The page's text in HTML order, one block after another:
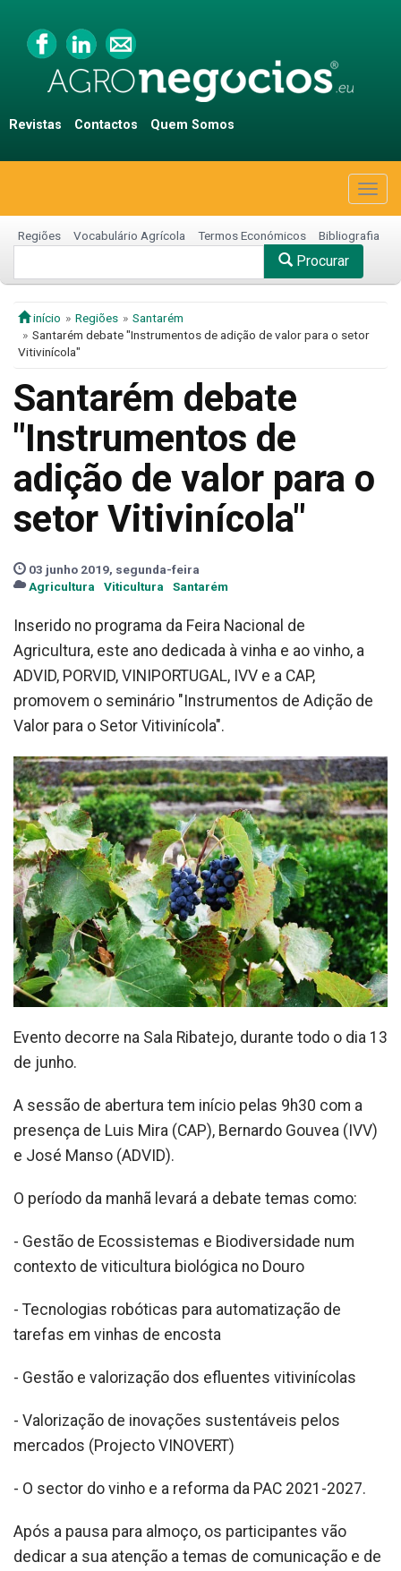
Revistas Contactos Quem Somos
Regiões Vocabulário Agrícola Termos Económicos Bibliografia
Procurar
início Regiões
Santarém
Santarém debate "Instrumentos de adição de valor para o setor
Vitivinícola"
Santarém debate
"Instrumentos de
adição de valor para o
setor Vitivinícola"
03 junho 2019, segunda-feira
Agricultura
Viticultura Santarém
Inserido no programa da Feira Nacional de
Agricultura, este ano dedicada à vinha e ao vinho, a
ADVID, PORVID, VINIPORTUGAL, IVV e a CAP,
promovem o seminário "Instrumentos de Adição de
Valor para o Setor Vitivinícola".
Evento decorre na Sala Ribatejo, durante todo o dia 13
de junho.
A sessão de abertura tem início pelas 9h30 com a
presença de Luis Mira (CAP), Bernardo Gouvea (IVV)
e José Manso (ADVID).
O período da manhã levará a debate temas como:
- Gestão de Ecossistemas e Biodiversidade num
contexto de viticultura biológica no Douro
- Tecnologias robóticas para automatização de
tarefas em vinhas de encosta
- Gestão e valorização dos efluentes vitivinícolas
- Valorização de inovações sustentáveis pelos
mercados (Projecto VINOVERT)
- O sector do vinho e a reforma da PAC 2021-2027.
Após a pausa para almoço, os participantes vão
dedicar a sua atenção a temas de comunicação e de